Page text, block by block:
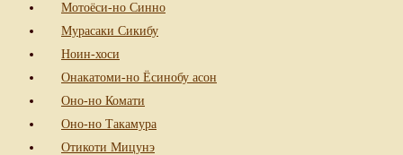
Мотоёси-но Синно
Мурасаки Сикибу
Ноин-хоси
Онакатоми-но Ёсинобу асон
Оно-но Комати
Оно-но Такамура
Отикоти Мицунэ